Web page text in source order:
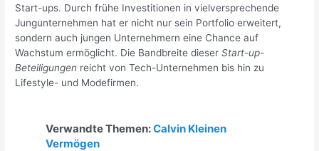
Start-ups. Durch frühe Investitionen in vielversprechende
Jungunternehmen hat er nicht nur sein Portfolio erweitert,
sondern auch jungen Unternehmern eine Chance auf
Wachstum ermöglicht. Die Bandbreite dieserStart-up-
Beteiligungen reicht von Tech-Unternehmen bis hin zu
Lifestyle- und Modefirmen.
Verwandte Themen:Calvin Kleinen
Vermögen